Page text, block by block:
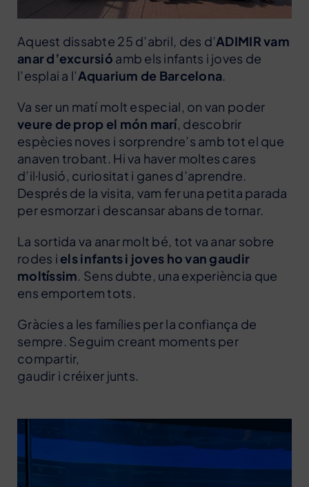
Aquest dissabte 25 d’abril, des d’ADIMIR vam
anar d’excursió amb els infants i joves de
l’esplai a l’Aquarium de Barcelona.
Va ser un matí molt especial, on van poder
veure de prop el món marí, descobrir
espècies noves i sorprendre’s amb tot el que
anaven trobant. Hi va haver moltes cares
d’il·lusió, curiositat i ganes d’aprendre.
Després de la visita, vam fer una petita parada
per esmorzar i descansar abans de tornar.
La sortida va anar molt bé, tot va anar sobre
rodes i els infants i joves ho van gaudir
moltíssim. Sens dubte, una experiència que
ens emportem tots.
Gràcies a les famílies per la confiança de
sempre. Seguim creant moments per
compartir,
gaudir i créixer junts.